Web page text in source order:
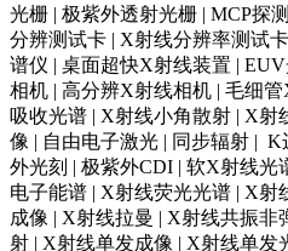
光栅 | 极紫外透射光栅 | MCP探
分辨测试卡 | X射线分辨率测试
谱仪 | 桌面超快X射线装置 |
相机 | 高分辨X射线相机 | 毛细
吸收光谱 | X射线小角散射 | X
像 | 自由电子激光 | 同步辐射 |
外光刻 | 极紫外CDI | 软X射线光
电子能谱 | X射线荧光光谱 | X射
成像 | X射线拉曼 | X射线共振
射 | X射线单发成像 | X射线单发